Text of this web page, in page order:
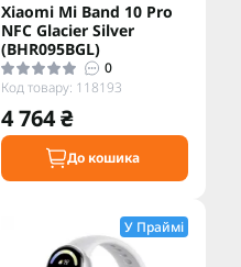
Xiaomi Mi Band 10 Pro
NFC Glacier Silver
(BHR095BGL)
0
Код товару: 118193
4 764 ₴
До кошика
У Праймі